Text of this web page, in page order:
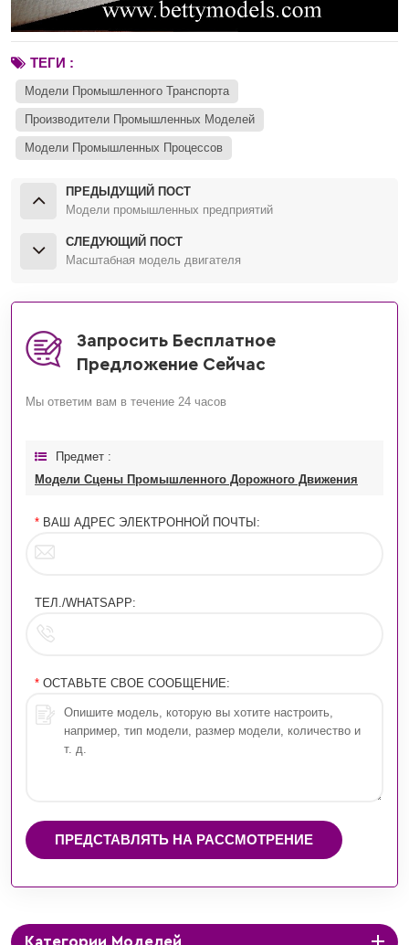
ТЕГИ :
Модели Промышленного Транспорта
Производители Промышленных Моделей
Модели Промышленных Процессов
ПРЕДЫДУЩИЙ ПОСТ
Модели промышленных предприятий
СЛЕДУЮЩИЙ ПОСТ
Масштабная модель двигателя
Запросить Бесплатное
Предложение Сейчас
Мы ответим вам в течение 24 часов
Предмет :
Модели Сцены Промышленного Дорожного Движения
* ВАШ АДРЕС ЭЛЕКТРОННОЙ ПОЧТЫ:
ТЕЛ./WHATSAPP:
* ОСТАВЬТЕ СВОЕ СООБЩЕНИЕ:
ПРЕДСТАВЛЯТЬ НА РАССМОТРЕНИЕ
Категории Моделей